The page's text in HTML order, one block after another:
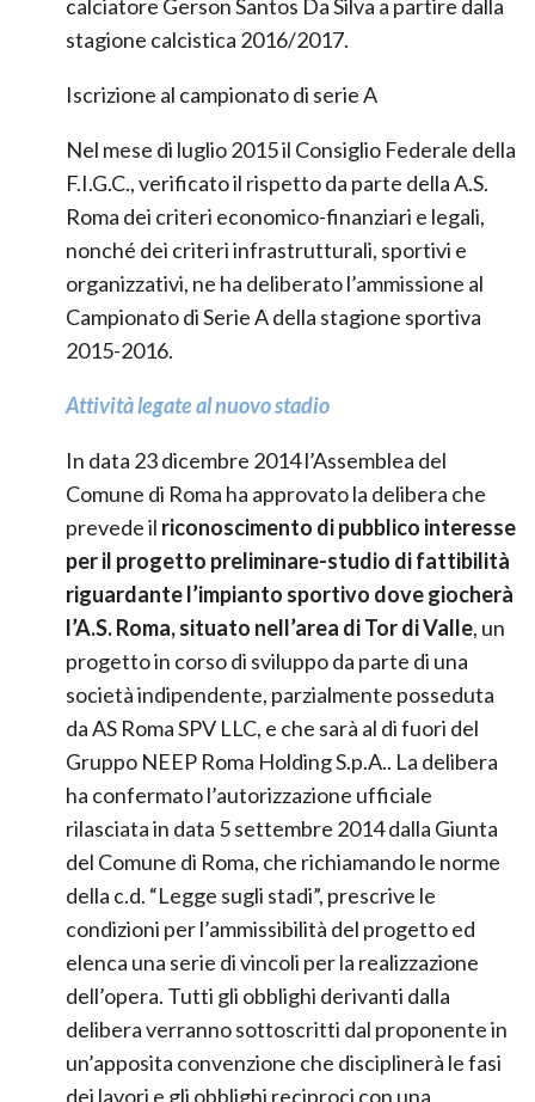
calciatore Gerson Santos Da Silva a partire dalla
stagione calcistica 2016/2017.
Iscrizione al campionato di serie A
Nel mese di luglio 2015 il Consiglio Federale della
F.I.G.C., verificato il rispetto da parte della A.S.
Roma dei criteri economico-finanziari e legali,
nonché dei criteri infrastrutturali, sportivi e
organizzativi, ne ha deliberato l’ammissione al
Campionato di Serie A della stagione sportiva
Attività legate al nuovo stadio
In data 23 dicembre 2014 l’Assemblea del
Comune di Roma ha approvato la delibera che
prevede il
riconoscimento di pubblico interesse
per il progetto preliminare-studio di fattibilità
riguardante l’impianto sportivo dove giocherà
l’A.S. Roma, situato nell’area di Tor di Valle , un
progetto in corso di sviluppo da parte di una
società indipendente, parzialmente posseduta
da AS Roma SPV LLC, e che sarà al di fuori del
Gruppo NEEP Roma Holding S.p.A.. La delibera
ha confermato l’autorizzazione ufficiale
rilasciata in data 5 settembre 2014 dalla Giunta
del Comune di Roma, che richiamando le norme
della c.d. “Legge sugli stadi”, prescrive le
condizioni per l’ammissibilità del progetto ed
elenca una serie di vincoli per la realizzazione
dell’opera. Tutti gli obblighi derivanti dalla
delibera verranno sottoscritti dal proponente in
un’apposita convenzione che disciplinerà le fasi